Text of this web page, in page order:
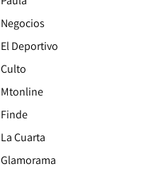
Negocios
El Deportivo
Culto
Mtonline
Finde
La Cuarta
Glamorama